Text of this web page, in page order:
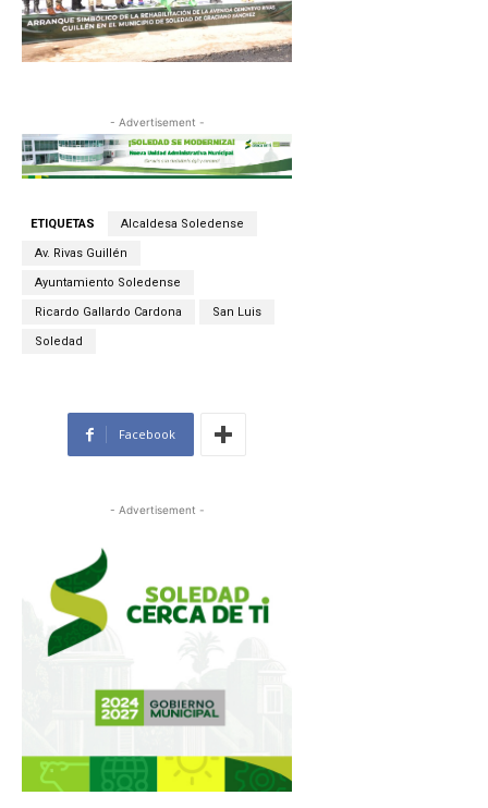
- Advertisement -
ETIQUETAS Alcaldesa Soledense
Av. Rivas Guillén
Ayuntamiento Soledense
Ricardo Gallardo Cardona San Luis
Soledad
Facebook
- Advertisement -